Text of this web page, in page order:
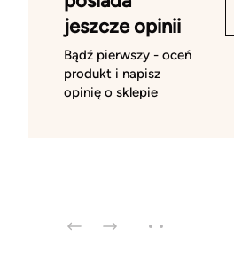
jeszcze opinii
Bądź pierwszy - oceń
produkt i napisz
opinię o sklepie